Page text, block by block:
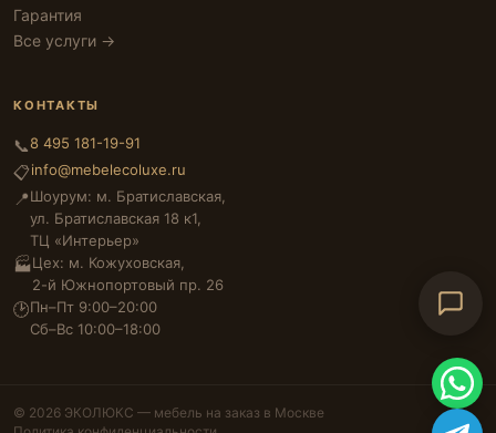
Гарантия
Все услуги →
КОНТАКТЫ
📞8 495 181-19-91
📋info@mebelecoluxe.ru
📍Шоурум: м. Братиславская,
ул. Братиславская 18 к1,
ТЦ «Интерьер»
🏭Цех: м. Кожуховская,
2-й Южнопортовый пр. 26
🕑Пн–Пт 9:00–20:00
Сб–Вс 10:00–18:00
© 2026 ЭКОЛЮКС — мебель на заказ в Москве